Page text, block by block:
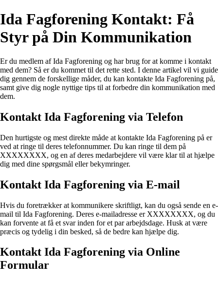
Ida Fagforening Kontakt: Få
Styr på Din Kommunikation
Er du medlem af Ida Fagforening og har brug for at komme i kontakt
med dem? Så er du kommet til det rette sted. I denne artikel vil vi guide
dig gennem de forskellige måder, du kan kontakte Ida Fagforening på,
samt give dig nogle nyttige tips til at forbedre din kommunikation med
dem.
Kontakt Ida Fagforening via Telefon
Den hurtigste og mest direkte måde at kontakte Ida Fagforening på er
ved at ringe til deres telefonnummer. Du kan ringe til dem på
XXXXXXXX, og en af deres medarbejdere vil være klar til at hjælpe
dig med dine spørgsmål eller bekymringer.
Kontakt Ida Fagforening via E-mail
Hvis du foretrækker at kommunikere skriftligt, kan du også sende en e-
mail til Ida Fagforening. Deres e-mailadresse er XXXXXXXX, og du
kan forvente at få et svar inden for et par arbejdsdage. Husk at være
præcis og tydelig i din besked, så de bedre kan hjælpe dig.
Kontakt Ida Fagforening via Online
Formular